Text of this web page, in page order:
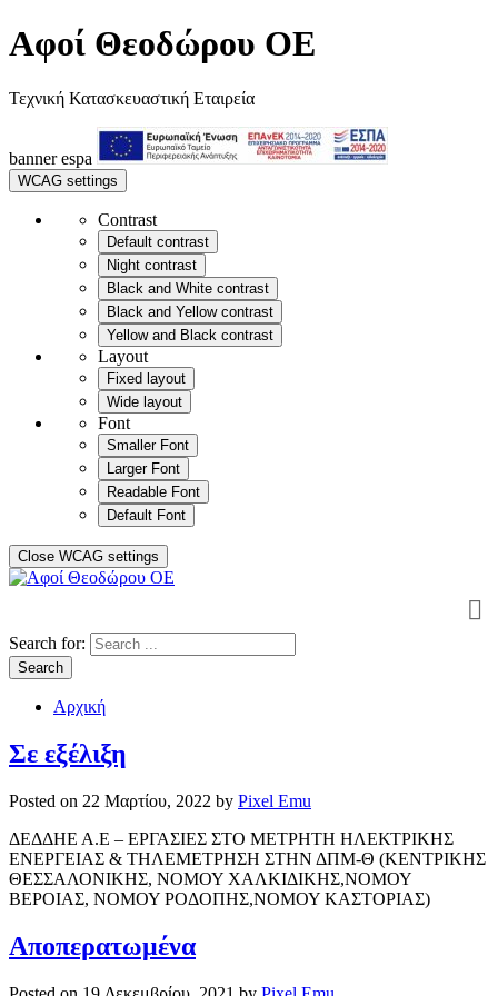
Αφοί Θεοδώρου OE
Τεχνική Κατασκευαστική Εταιρεία
banner espa
WCAG settings
Contrast
Default contrast
Night contrast
Black and White contrast
Black and Yellow contrast
Yellow and Black contrast
Layout
Fixed layout
Wide layout
Font
Smaller Font
Larger Font
Readable Font
Default Font
Close WCAG settings
Search for:
Search
Αρχική
Σε εξέλιξη
Posted on 22 Μαρτίου, 2022 by Pixel Emu
ΔΕΔΔΗΕ Α.Ε – ΕΡΓΑΣΙΕΣ ΣΤΟ ΜΕΤΡΗΤΗ ΗΛΕΚΤΡΙΚΗΣ
ΕΝΕΡΓΕΙΑΣ & ΤΗΛΕΜΕΤΡΗΣΗ ΣΤΗΝ ΔΠΜ-Θ (ΚΕΝΤΡΙΚΗΣ
ΘΕΣΣΑΛΟΝΙΚΗΣ, ΝΟΜΟΥ ΧΑΛΚΙΔΙΚΗΣ,ΝΟΜΟΥ
ΒΕΡΟΙΑΣ, ΝΟΜΟΥ ΡΟΔΟΠΗΣ,ΝΟΜΟΥ ΚΑΣΤΟΡΙΑΣ)
Αποπερατωμένα